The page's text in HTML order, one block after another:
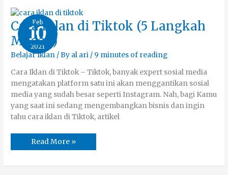
Feb
10
2021
Cara Iklan di Tiktok (5 Langkah
Mudah)
Belajar Iklan/ By al ari/ 9 minutes of reading
Cara Iklan di Tiktok – Tiktok, banyak expert sosial media
mengatakan platform satu ini akan menggantikan sosial
media yang sudah besar seperti Instagram. Nah, bagi Kamu
yang saat ini sedang mengembangkan bisnis dan ingin
tahu cara iklan di Tiktok, artikel
Cara
Iklan
di
Tiktok
(5
Langkah
Mudah)
Read More »